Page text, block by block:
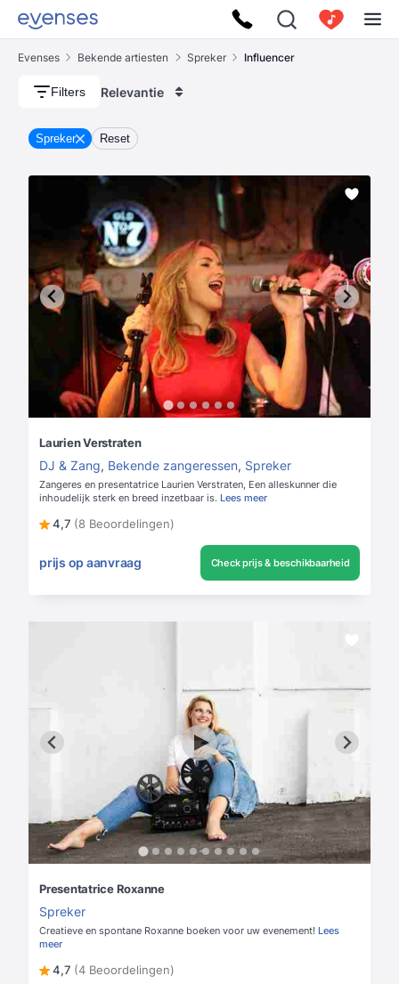
Evenses Bekende artiesten Spreker Influencer
Filters Relevantie
Spreker Reset
Laurien Verstraten
DJ & Zang, Bekende zangeressen, Spreker
Zangeres en presentatrice Laurien Verstraten, Een alleskunner die
inhoudelijk sterk en breed inzetbaar is. Lees meer
4,7 (8 Beoordelingen)
prijs op aanvraag Check prijs & beschikbaarheid
Presentatrice Roxanne
Spreker
Creatieve en spontane Roxanne boeken voor uw evenement! Lees
meer
4,7 (4 Beoordelingen)